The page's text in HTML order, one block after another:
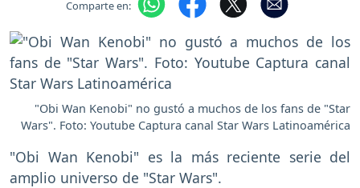
Comparte en:
"Obi Wan Kenobi" no gustó a muchos de los fans de "Star
Wars". Foto: Youtube Captura canal Star Wars Latinoamérica
"Obi Wan Kenobi" es la más reciente serie del
amplio universo de "Star Wars".